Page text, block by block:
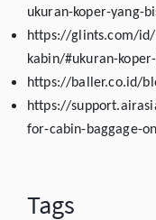
ukuran-koper-yang-
https://glints.com/
kabin/#ukuran-
https://baller.co.id/
https://
for-cabin-baggage-
Tags